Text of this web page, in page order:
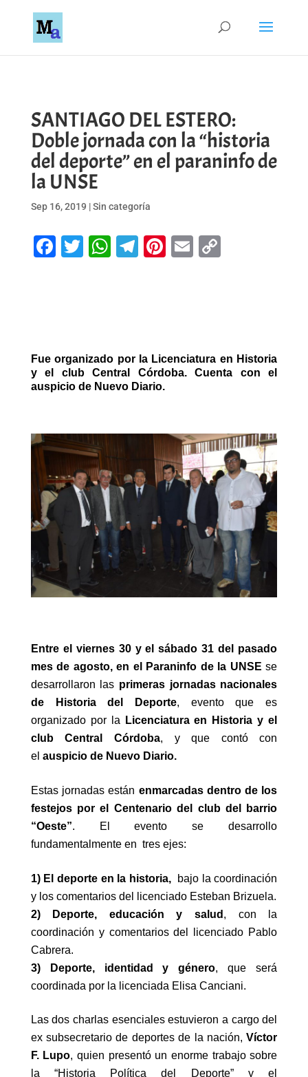
SANTIAGO DEL ESTERO:
Doble jornada con la “historia
del deporte” en el paraninfo de
la UNSE
Sep 16, 2019 |Sin categoría
Facebook
Twitter
WhatsApp
Telegram
Pinterest
EmailCopy
Fue organizado por la Licenciatura en Historia
y el club Central Córdoba. Cuenta con el
auspicio de Nuevo Diario.
Entre el viernes 30 y el sábado 31 del pasado
mes de agosto, en el Paraninfo de la UNSE se
desarrollaron las primeras jornadas nacionales
de Historia del Deporte, evento que es
organizado por la Licenciatura en Historia y el
club Central Córdoba, y que contó con
el auspicio de Nuevo Diario.
Estas jornadas están enmarcadas dentro de los
festejos por el Centenario del club del barrio
“Oeste”. El evento se desarrollo
fundamentalmente en tres ejes:
1) El deporte en la historia,bajo la coordinación
y los comentarios del licenciado Esteban Brizuela.
2) Deporte, educación y salud , con la
coordinación y comentarios del licenciado Pablo
Cabrera.
3) Deporte, identidad y género, que será
coordinada por la licenciada Elisa Canciani.
Las dos charlas esenciales estuvieron a cargo del
ex subsecretario de deportes de la nación,Víctor
F. Lupo, quien presentó un enorme trabajo sobre
la “Historia Política del Deporte” y el